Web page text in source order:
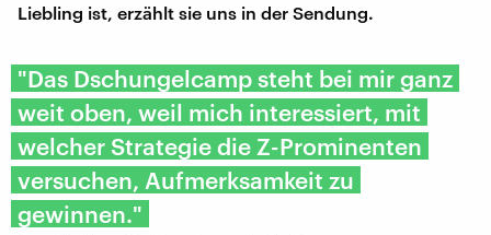
Liebling ist, erzählt sie uns in der Sendung.
"Das Dschungelcamp steht bei mir ganz
weit oben, weil mich interessiert, mit
welcher Strategie die Z-Prominenten
versuchen, Aufmerksamkeit zu
gewinnen."